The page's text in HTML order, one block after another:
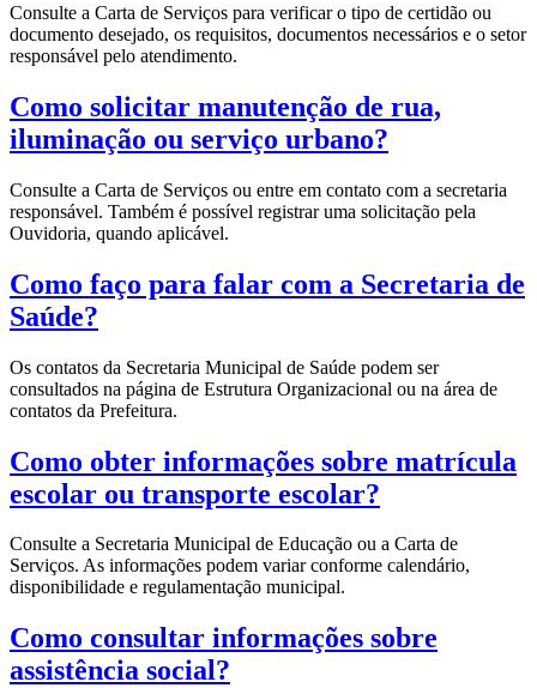
Consulte a Carta de Serviços para verificar o tipo de certidão ou
documento desejado, os requisitos, documentos necessários e o setor
responsável pelo atendimento.
Como solicitar manutenção de rua,
iluminação ou serviço urbano?
Consulte a Carta de Serviços ou entre em contato com a secretaria
responsável. Também é possível registrar uma solicitação pela
Ouvidoria, quando aplicável.
Como faço para falar com a Secretaria de
Saúde?
Os contatos da Secretaria Municipal de Saúde podem ser
consultados na página de Estrutura Organizacional ou na área de
contatos da Prefeitura.
Como obter informações sobre matrícula
escolar ou transporte escolar?
Consulte a Secretaria Municipal de Educação ou a Carta de
Serviços. As informações podem variar conforme calendário,
disponibilidade e regulamentação municipal.
Como consultar informações sobre
assistência social?